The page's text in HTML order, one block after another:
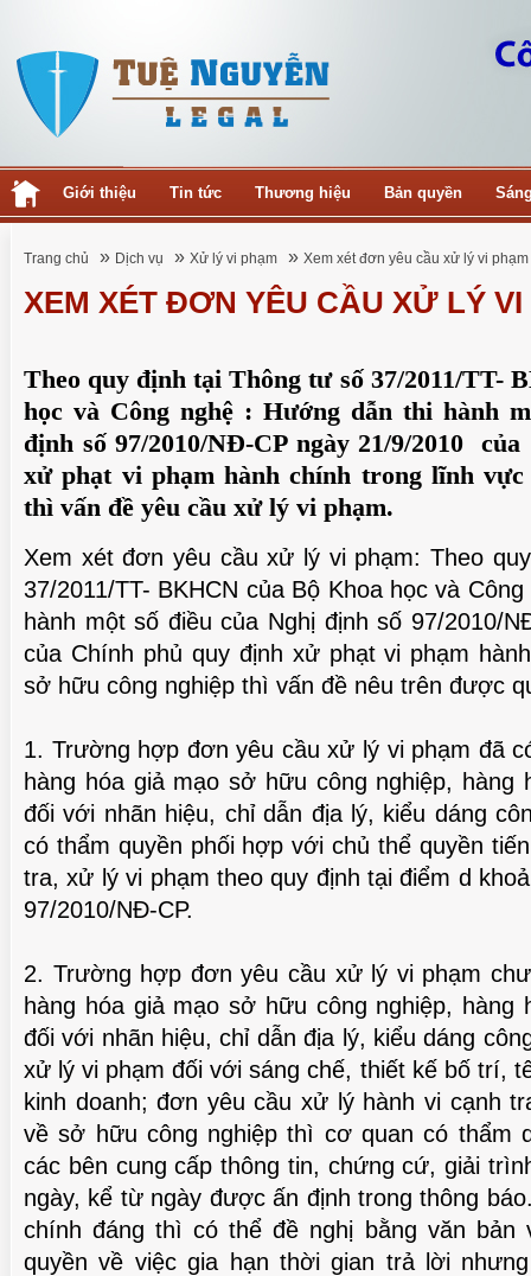
Giới thiệu Tin tức Thương hiệu Bản quyền
Trang chủ » Dịch vụ » Xử lý vi phạm » Xem xét đơn yêu cầu xử lý vi phạm
XEM XÉT ĐƠN YÊU CẦU XỬ LÝ VI
Theo quy định tại Thông tư số 37/2011/TT-
học và Công nghệ : Hướng dẫn thi hành
định số 97/2010/NĐ-CP ngày 21/9/2010
xử phạt vi phạm hành chính trong lĩnh vực
thì vấn đề yêu cầu xử lý vi phạm.
Xem xét đơn yêu cầu xử lý vi phạm: Theo
37/2011/TT- BKHCN của Bộ Khoa học và
hành một số điều của Nghị định số 97/2010/
của Chính phủ quy định xử phạt vi phạm
sở hữu công nghiệp thì vấn đề nêu trên được
1. Trường hợp đơn yêu cầu xử lý vi phạm đã
hàng hóa giả mạo sở hữu công nghiệp, hàng
đối với nhãn hiệu, chỉ dẫn địa lý, kiểu dáng
có thẩm quyền phối hợp với chủ thể quyền
tra, xử lý vi phạm theo quy định tại điểm d
97/2010/NĐ-CP.
2. Trường hợp đơn yêu cầu xử lý vi phạm
hàng hóa giả mạo sở hữu công nghiệp, hàng
đối với nhãn hiệu, chỉ dẫn địa lý, kiểu dáng
xử lý vi phạm đối với sáng chế, thiết kế bố trí,
kinh doanh; đơn yêu cầu xử lý hành vi cạnh
về sở hữu công nghiệp thì cơ quan có thẩm
các bên cung cấp thông tin, chứng cứ, giải
ngày, kể từ ngày được ấn định trong thông
chính đáng thì có thể đề nghị bằng văn bản
quyền về việc gia hạn thời gian trả lời
TUỆ